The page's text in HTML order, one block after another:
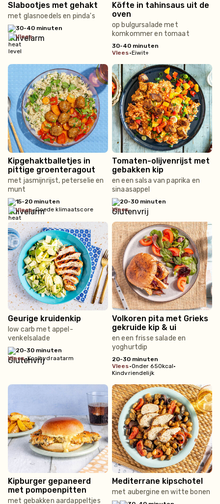
Slabootjes met gehakt
met glasnoedels en pinda's
30-40 minuten
vlees
Köfte in tahinsaus uit de
oven
op bulgursalade met
komkommer en tomaat
30-40 minuten
vlees•Eiwit+
Kipgehaktballetjes in
pittige groenteragout
met jasmijnrijst, peterselie en
munt
15-20 minuten
vlees•Goede klimaatscore
Tomaten-olijvenrijst met
gebakken kip
en een salsa van paprika en
sinaasappel
20-30 minuten
vlees
Geurige kruidenkip
low carb met appel-
venkelsalade
20-30 minuten
vlees•Koolhydraatarm
Volkoren pita met Grieks
gekruide kip & ui
en een frisse salade en
yoghurtdip
20-30 minuten
vlees•Onder 650kcal•
Kindvriendelijk
Kipburger gepaneerd
met pompoenpitten
met gebakken aardappeltjes
Mediterrane kipschotel
met aubergine en witte bonen